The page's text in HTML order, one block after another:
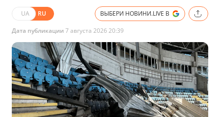
UA RU ВЫБЕРИ НОВИНИ.LIVE В
Дата публикации 7 августа 2026 20:39